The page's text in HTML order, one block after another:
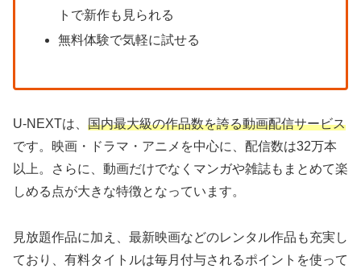
トで新作も見られる
無料体験で気軽に試せる
U-NEXTは、 国内最大級の作品数を誇る動画配信サービス
です。映画・ドラマ・アニメを中心に、配信数は32万本
以上。さらに、動画だけでなくマンガや雑誌もまとめて楽
しめる点が大きな特徴となっています。
見放題作品に加え、最新映画などのレンタル作品も充実し
ており、有料タイトルは毎月付与されるポイントを使って